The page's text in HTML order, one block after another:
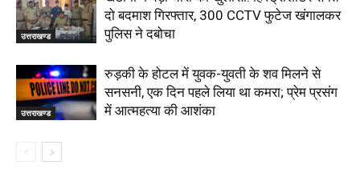
उत्तराखण्ड
दो बदमाश गिरफ्तार, 300 CCTV फुटेज खंगालकर
पुलिस ने दबोचा
उत्तराखण्ड
रुड़की के होटल में युवक-युवती के शव मिलने से
सनसनी, एक दिन पहले लिया था कमरा; प्रेम प्रसंग
में आत्महत्या की आशंका